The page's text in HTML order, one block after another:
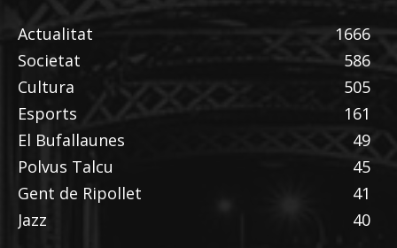
Actualitat
1666
Societat
586
Cultura
505
Esports
161
El Bufallaunes
49
Polvus Talcu
45
Gent de Ripollet
41
Jazz
40